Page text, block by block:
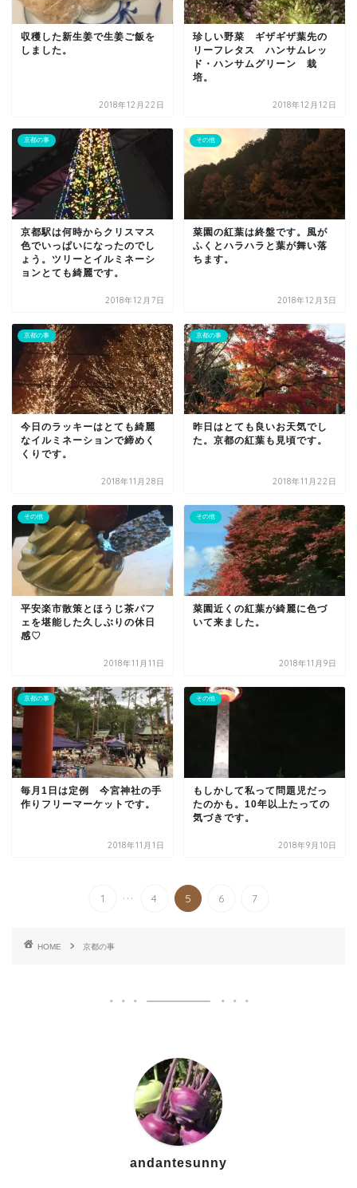
収穫した新生姜で生姜ご飯を
しました。
2018年12月22日
珍しい野菜 ギザギザ葉先の
リーフレタス ハンサムレッ
ド・ハンサムグリーン 栽
培。
2018年12月12日
京都の事
京都駅は何時からクリスマス
色でいっぱいになったのでし
ょう。ツリーとイルミネーシ
ョンとても綺麗です。
2018年12月7日
その他
菜園の紅葉は終盤です。風が
ふくとハラハラと葉が舞い落
ちます。
2018年12月3日
京都の事
今日のラッキーはとても綺麗
なイルミネーションで締めく
くりです。
2018年11月28日
京都の事
昨日はとても良いお天気でし
た。京都の紅葉も見頃です。
2018年11月22日
その他
平安楽市散策とほうじ茶パフ
ェを堪能した久しぶりの休日
感♡
2018年11月11日
その他
菜園近くの紅葉が綺麗に色づ
いて来ました。
2018年11月9日
京都の事
毎月1日は定例 今宮神社の手
作りフリーマーケットです。
2018年11月1日
その他
もしかして私って問題児だっ
たのかも。10年以上たっての
気づきです。
2018年9月10日
1 ... 4 5 6 7
HOME 京都の事
andantesunny